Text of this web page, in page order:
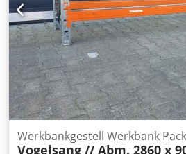
gebraucht Materialfarbe: orange
lichte Weite: 2.700 mm 08x
Ausführung: komplett verzinkt Die
Verdeutlichung des Materials. Die
gegebenenfalls abweichen. - Die
unmontiert kommissioniert; - Die
vormontiert; - Die Produktionszeit
3 - 5 Werktage.
Werkbankgestell Werkbank
Vogelsang // Abm. 2860 x